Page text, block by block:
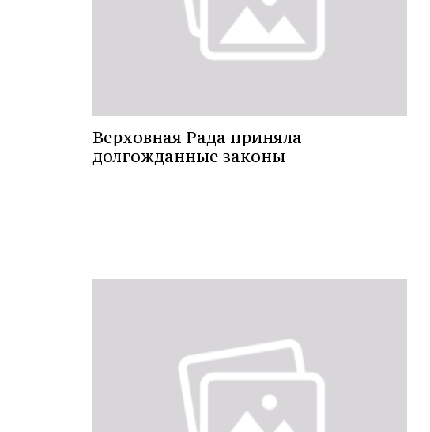
Верховная Рада приняла
долгожданные законы